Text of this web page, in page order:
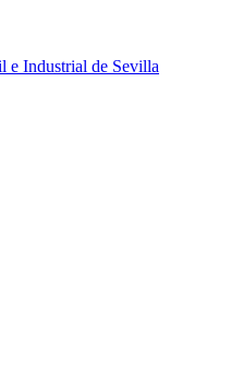
e Industrial de Sevilla